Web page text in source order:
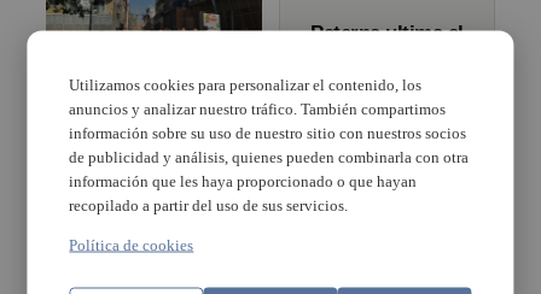
Paterna incrementa un
10% los efectivos de la
Policía Local y amplia
el perímetro de la zona
de fuego y las vías de
evacuación para La
Cordà
Paterna ultima el
seguridad de las
fiestas y recibe
la visita del
subdelegado del
Gobierno
Utilizamos cookies para personalizar el contenido, los
anuncios y analizar nuestro tráfico. También compartimos
información sobre su uso de nuestro sitio con nuestros socios
de publicidad y análisis, quienes pueden combinarla con otra
información que les haya proporcionado o que hayan
recopilado a partir del uso de sus servicios.
Política de cookies